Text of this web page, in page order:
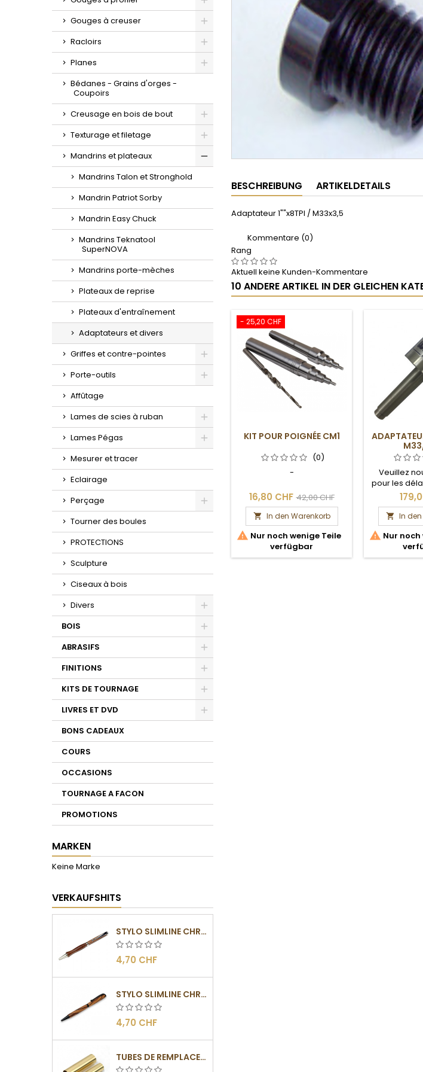
Gouges à creuser
Racloirs
Planes
Bédanes - Grains d'orges -
Coupoirs
Creusage en bois de bout
Texturage et filetage
Mandrins et plateaux
Mandrins Talon et Stronghold
Mandrin Patriot Sorby
Mandrin Easy Chuck
Mandrins Teknatool
SuperNOVA
Mandrins porte-mèches
Plateaux de reprise
Plateaux d'entraînement
Adaptateurs et divers
Griffes et contre-pointes
Toggle
Porte-outils
Affûtage
Lames de scies à ruban
Toggle
Lames Pégas
Toggle
Mesurer et tracer
Eclairage
Perçage
Toggle
Tourner des boules
PROTECTIONS
Sculpture
Ciseaux à bois
Divers
BOIS
ABRASIFS
FINITIONS
KITS DE TOURNAGE
LIVRES ET DVD
BONS CADEAUX
COURS
OCCASIONS
TOURNAGE A FACON
PROMOTIONS
MARKEN
Keine Marke
VERKAUFSHITS
STYLO SLIMLINE CHROMÉ
4,70 CHF
STYLO SLIMLINE CHROMÉ NOIR
4,70 CHF
TUBES DE REMPLACEMENT POUR MÉCANISMES SLIMLINE
BESCHREIBUNG ARTIKELDETAILS
Adaptateur 1""x8TPI / M33x3,5
Kommentare (0)
Rang
Aktuell keine Kunden-Kommentare
10 ANDERE ARTIKEL IN DER GLEICHEN
- 25,20 CHF
KIT POUR POIGNÉE CM1
(0)
-
16,80 CHF 42,00 CHF
 In den Warenkorb
 Nur noch wenige Teile
verfügbar
Veuillez
pour les
 In
 Nur noch